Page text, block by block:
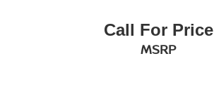
Call For Price
MSRP